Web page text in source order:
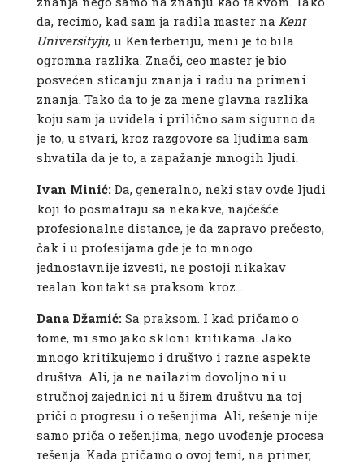
da, recimo, kad sam ja radila master na Kent
Universityju, u Kenterberiju, meni je to bila
ogromna razlika. Znači, ceo master je bio
posvećen sticanju znanja i radu na primeni
znanja. Tako da to je za mene glavna razlika
koju sam ja uvidela i prilično sam sigurno da
je to, u stvari, kroz razgovore sa ljudima sam
shvatila da je to, a zapažanje mnogih ljudi.
Ivan Minić:Da, generalno, neki stav ovde ljudi
koji to posmatraju sa nekakve, najčešće
profesionalne distance, je da zapravo prečesto,
čak i u profesijama gde je to mnogo
jednostavnije izvesti, ne postoji nikakav
realan kontakt sa praksom kroz…
Dana Džamić:Sa praksom. I kad pričamo o
tome, mi smo jako skloni kritikama. Jako
mnogo kritikujemo i društvo i razne aspekte
društva. Ali, ja ne nailazim dovoljno ni u
stručnoj zajednici ni u širem društvu na toj
priči o progresu i o rešenjima. Ali, rešenje nije
samo priča o rešenjima, nego uvođenje procesa
rešenja. Kada pričamo o ovoj temi, na primer,